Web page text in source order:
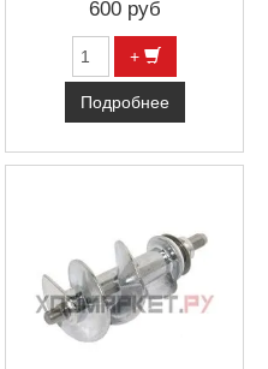
600 руб
+
Подробнее